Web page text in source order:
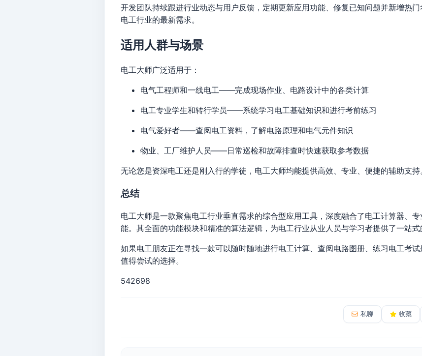
开发团队持续跟进行业动态与用户反馈，定期更新应用功能、修复已知问题并新增热
电工行业的最新需求。
适用人群与场景
电工大师广泛适用于：
电气工程师和一线电工——完成现场作业、电路设计中的各类计算
电工专业学生和转行学员——系统学习电工基础知识和进行考前练习
电气爱好者——查阅电工资料，了解电路原理和电气元件知识
物业、工厂维护人员——日常巡检和故障排查时快速获取参考数据
无论您是资深电工还是刚入行的学徒，电工大师均能提供高效、专业、便捷的辅助支持
总结
电工大师是一款聚焦电工行业垂直需求的综合型应用工具，深度融合了电工计算器、
能。其全面的功能模块和精准的算法逻辑，为电工行业从业人员与学习者提供了一站式
如果电工朋友正在寻找一款可以随时随地进行电工计算、查阅电路图册、练习电工考
值得尝试的选择。
542698
私聊 收藏